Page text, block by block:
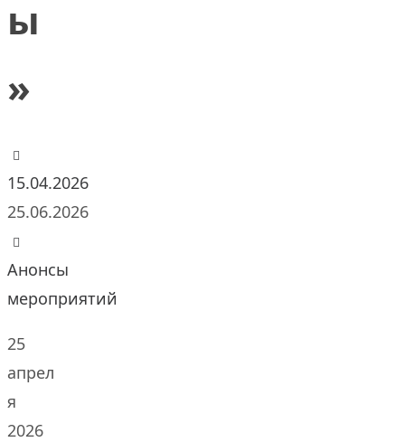
ы
»
15.04.2026
25.06.2026
Анонсы
мероприятий
25
апрел
я
2026